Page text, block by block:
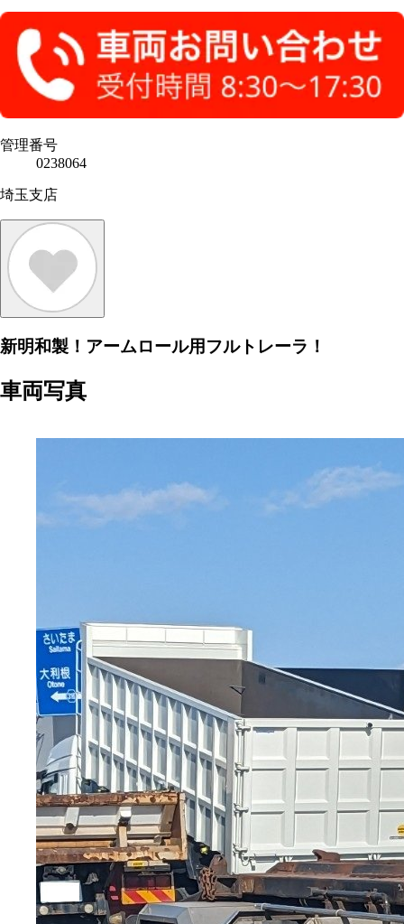
管理番号
0238064
埼玉支店
新明和製！アームロール用フルトレーラ！
車両写真